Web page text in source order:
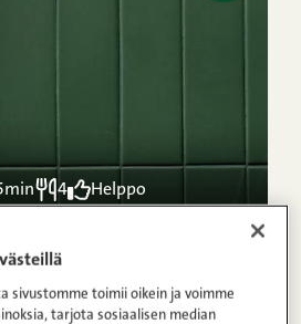
4 Helppo
2 4
ja tomaatti–
sivustomme toimii oikein ja voimme
tarjota sosiaalisen median